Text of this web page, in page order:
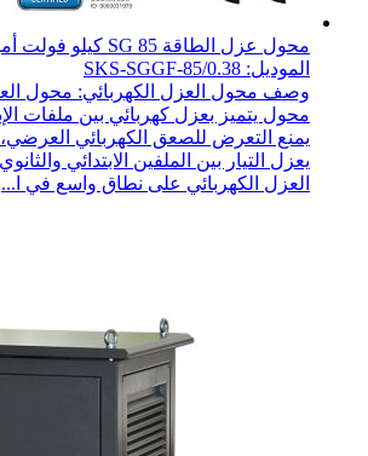
محول عزل الطاقة SG 85 كيلو فولت أمبير ثلاثي الأطوار
الموديل: SKS-SGGF-85/0.38
وصف محول العزل الكهربائي: محول
محول يتميز بعزل كهربائي بين ملفات
يمنع التعرض للصعق الكهربائي
يعزل التيار بين الملفين الابتدائي
العزل الكهربائي على نطاق واسع في ا...